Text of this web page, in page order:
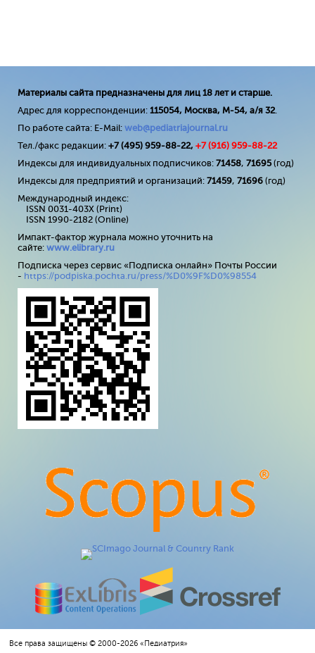
Материалы сайта предназначены для лиц 18 лет и старше.
Адрес для корреспонденции: 115054, Москва, М-54, а/я 32.
По работе сайта: E-Mail: web@pediatriajournal.ru
Тел./факс редакции: +7 (495) 959-88-22, +7 (916) 959-88-22
Индексы для индивидуальных подписчиков: 71458, 71695(год)
Индексы для предприятий и организаций: 71459, 71696 (год)
Международный индекс:
ISSN 0031-403X (Print)
ISSN 1990-2182 (Online)
Импакт-фактор журнала можно уточнить на
сайте: www.elibrary.ru
Подписка через сервис «Подписка онлайн» Почты России
- https://podpiska.pochta.ru/press/%D0%9F%D0%98554
Все права защищены © 2000-2026 «Педиатрия»